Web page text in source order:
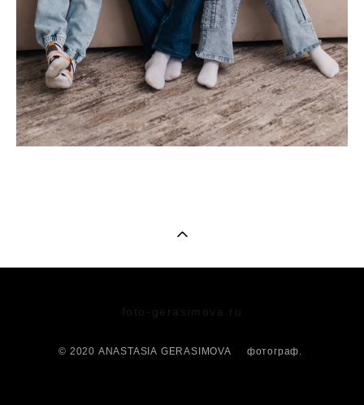
foto-gerasimova.ru
© 2020 ANASTASIA GERASIMOVA фотограф.